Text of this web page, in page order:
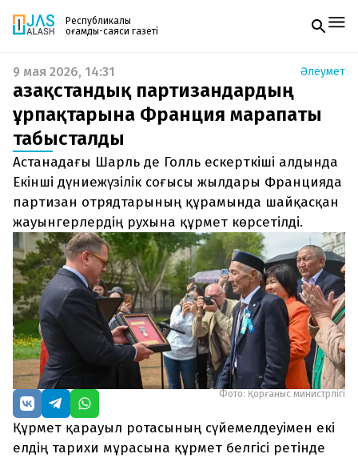
Республикалық
қоғамдық-саяси газеті
Жаңалықтар
Спорт
Live
Руханият
Аймақ
Архив
Заң және тәртіп
Редакциямен байланыс
+7 708 604 51 06
Жарнама бөлімі
+7 701 220 64 52
Пошта
zhasalash100@gmail.com
Газетке жазылу
PDF форматтағы газетті ай сайын электронды
поштаңызға алып отырыңыз. Жаңа нөмір
шыққан сәтте сізге бірден жіберіледі. Тек email
енгізіңіз, біз қалғанын өзіміз жібереміз.
9 мая 2026, 14:31 Әлеумет
Қазақстандық партизандардың
ұрпақтарына Франция марапаты
табысталды
Астанадағы Шарль де Голль ескерткіші алдында
Екінші дүниежүзілік соғысы жылдары Францияда
партизан отрядтарының құрамында шайқасқан
жауынгерлердің рухына құрмет көрсетілді.
Фото: Қорғаныс министрлігі
Құрмет қарауыл ротасының сүйемелдеуімен екі
елдің тарихи мұрасына құрмет белгісі ретінде